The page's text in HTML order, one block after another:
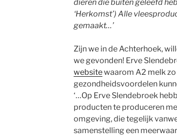
dieren die buiten geleefd
‘Herkomst’) Alle
gemaakt…’
Zijn we in de Achterhoek,
we gevonden! Erve
websitewaarom A2 melk zo
gezondheidsvoordelen
‘…Op Erve Slendebroek
producten te produceren
omgeving, die tegelijk
samenstelling een